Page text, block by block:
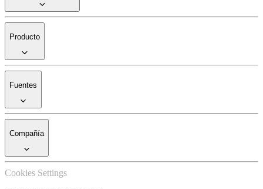
Producto
Fuentes
Compañía
Cookies Settings